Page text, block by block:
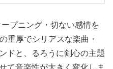
プニング・切ない感情を
重厚でシリアスな楽曲・
ドと、るろうに剣心の主題
て音楽性が大きく変化しま